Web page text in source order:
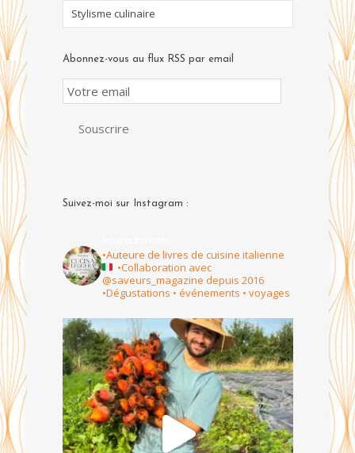
Stylisme culinaire
Abonnez-vous au flux RSS par email
Email
Subscription
Souscrire
Suivez-moi sur Instagram :
•Auteure de livres de cuisine italienne
•Collaboration avec
@saveurs_magazine depuis 2016
•Dégustations • événements • voyages